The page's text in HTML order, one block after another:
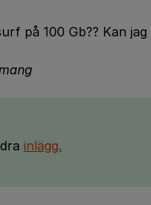
på 100 Gb?? Kan
inlägg.